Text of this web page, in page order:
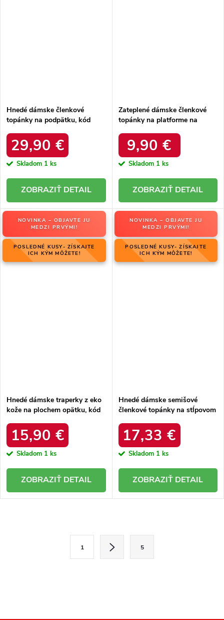
Hnedé dámske členkové
topánky na podpätku, kód
BROWN
29,90 €
Skladom 1 ks
DETAIL
Zateplené dámske členkové
topánky na platforme na
LQ-26 Khaki
9,90 €
Skladom 1 ks
DETAIL
NOVINKA – OBJAVTE JU
MEDZI PRVÝMI!
POSLEDNÉ KUSY- ZÍSKAJTE
ICH KÝM MÔŽETE!
Hnedé dámske traperky z eko
kože na plochem opätku, kód
15,90 €
Skladom 1 ks
DETAIL
NOVINKA – OBJAVTE JU
MEDZI PRVÝMI!
POSLEDNÉ KUSY- ZÍSKAJTE
ICH KÝM MÔŽETE!
Hnedé dámske semišové
členkové topánky na stĺpovom
produktu F258KH
17,33 €
Skladom 1 ks
DETAIL
i
1 5